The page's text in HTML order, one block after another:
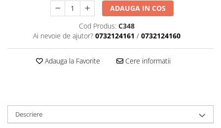
ADAUGA IN COS
Cod Produs: C348
Ai nevoie de ajutor? 0732124161 / 0732124160
Adauga la Favorite Cere informatii
Descriere